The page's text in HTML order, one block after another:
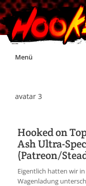
Skip
Menü
Impressum
Jobs
avatar 3
Hooked on
Ash Ultra-
(Patreon/
Eigentlich hatten wir
Wagenladung